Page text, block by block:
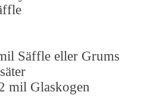
Säffle eller Grums
mil Glaskogen